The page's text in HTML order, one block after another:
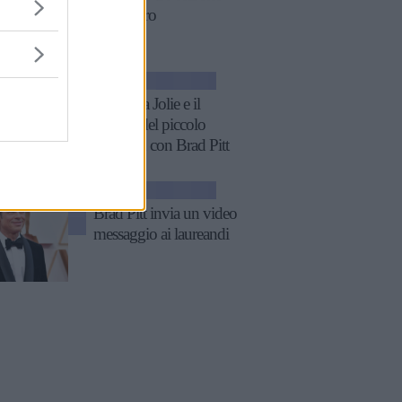
del baratro
Angelina Jolie e il
ricordo del piccolo
Maddox con Brad Pitt
Brad Pitt invia un video
messaggio ai laureandi